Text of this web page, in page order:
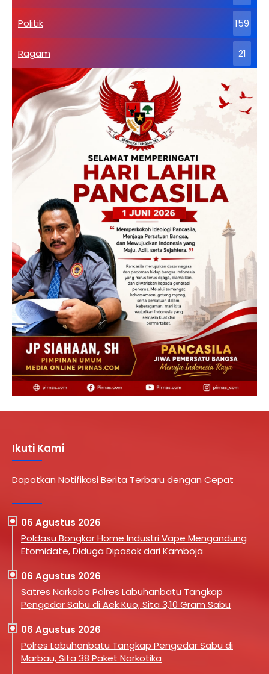
Politik 159
Ragam 21
Ikuti Kami
Dapatkan Notifikasi Berita Terbaru dengan Cepat
06 Agustus 2026
Poldasu Bongkar Home Industri Vape Mengandung
Etomidate, Diduga Dipasok dari Kamboja
06 Agustus 2026
Satres Narkoba Polres Labuhanbatu Tangkap
Pengedar Sabu di Aek Kuo, Sita 3,10 Gram Sabu
06 Agustus 2026
Polres Labuhanbatu Tangkap Pengedar Sabu di
Marbau, Sita 38 Paket Narkotika